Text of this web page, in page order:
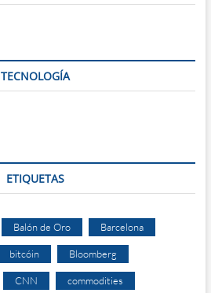
TECNOLOGÍA
ETIQUETAS
Balón de Oro Barcelona
bitcóin Bloomberg
CNN commodities